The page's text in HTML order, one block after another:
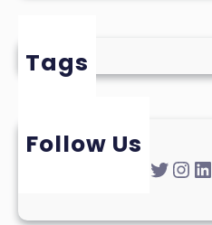
Tags
Follow Us
Twitter Instagram LinkedIn